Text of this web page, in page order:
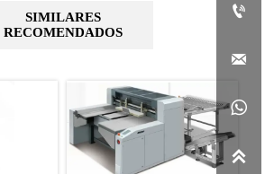
SIMILARES
RECOMENDADOS



